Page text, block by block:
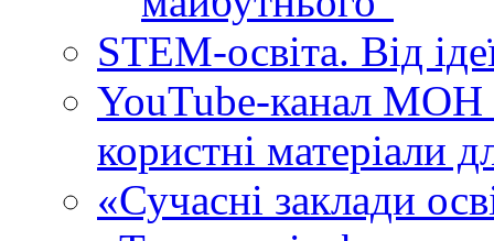
STEM-освіта. Від
YouTube-канал МОН
користні матеріали
«Сучасні заклади